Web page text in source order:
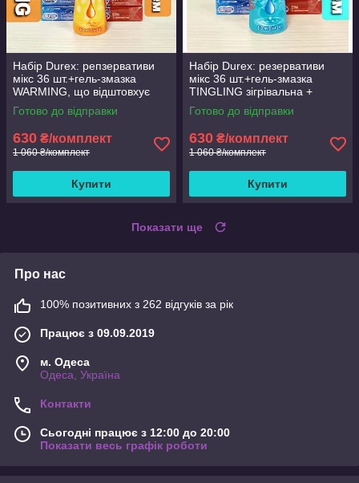
Набір Durex: репзервативи
мікс 36 шт.+гель-змазка
WARMING, що відштовхує
зігрівальну.
Готово до відправки
630 ₴/комплект
1 060 ₴/комплект
Купити
Набір Durex: резервативи
мікс 36 шт.+гель-змазка
TINGLING зігрівальна +
охолоджувальна LONG LOVE
50 мл.
Готово до відправки
630 ₴/комплект
1 060 ₴/комплект
Купити
Показати ще
Про нас
100% позитивних з 262 відгуків за рік
Працює з 09.09.2019
м. Одеса
Одеса, Україна
Контакти
Сьогодні працює з 12:00 до 20:00
Показати весь графік роботи